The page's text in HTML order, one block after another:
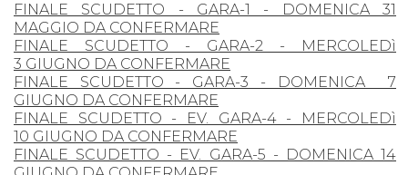
FINALE SCUDETTO - GARA-1 - DOMENICA 31
MAGGIO DA CONFERMARE
FINALE SCUDETTO - GARA-2 - MERCOLEDì
3 GIUGNO DA CONFERMARE
FINALE SCUDETTO - GARA-3 - DOMENICA 7
GIUGNO DA CONFERMARE
FINALE SCUDETTO - EV. GARA-4 - MERCOLEDì
10 GIUGNO DA CONFERMARE
FINALE SCUDETTO - EV. GARA-5 - DOMENICA 14